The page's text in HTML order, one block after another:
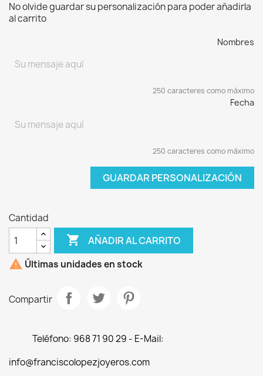
No olvide guardar su personalización para poder añadirla
al carrito
Nombres
250 caracteres como máximo
Fecha
250 caracteres como máximo
GUARDAR PERSONALIZACIÓN
Cantidad
 AÑADIR AL CARRITO
 Últimas unidades en stock
Compartir
Teléfono: 968 71 90 29 - E-Mail:
info@franciscolopezjoyeros.com